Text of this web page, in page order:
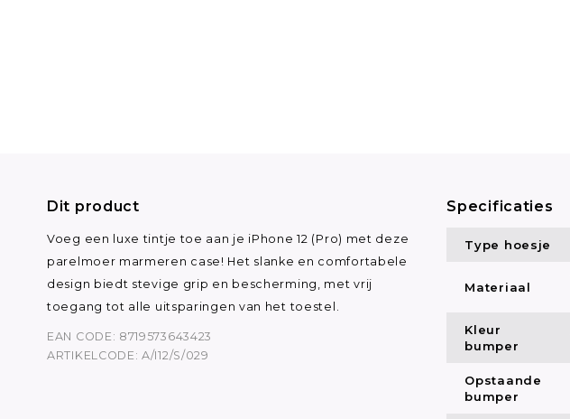
Dit product
Voeg een luxe tintje toe aan je iPhone 12 (Pro) met deze
parelmoer marmeren case! Het slanke en comfortabele
design biedt stevige grip en bescherming, met vrij
toegang tot alle uitsparingen van het toestel.
EAN CODE: 8719573643423
ARTIKELCODE: A/I12/S/029
Specificaties
Type hoesje
Materiaal
Kleur
bumper
Opstaande
bumper